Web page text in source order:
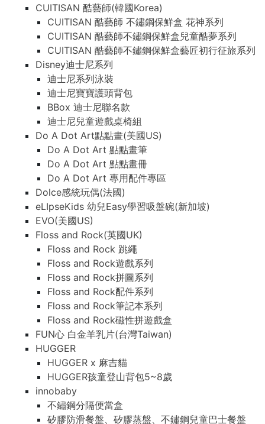
CUITISAN 酷藝師(韓國Korea)
CUITISAN 酷藝師 不鏽鋼保鮮盒 花神系列
CUITISAN 酷藝師不鏽鋼保鮮盒兒童酷夢系列
CUITISAN 酷藝師不鏽鋼保鮮盒藝匠初行征旅系列
Disney迪士尼系列
迪士尼系列泳裝
迪士尼寶寶護頭背包
BBox 迪士尼聯名款
迪士尼兒童遊戲桌椅組
Do A Dot Art點點畫(美國US)
Do A Dot Art 點點畫筆
Do A Dot Art 點點畫冊
Do A Dot Art 專用配件專區
Dolce感統玩偶(法國)
eLIpseKids 幼兒Easy學習吸盤碗(新加坡)
EVO(美國US)
Floss and Rock(英國UK)
Floss and Rock 跳繩
Floss and Rock遊戲系列
Floss and Rock拼圖系列
Floss and Rock配件系列
Floss and Rock筆記本系列
Floss and Rock磁性拼遊戲盒
FUN心 白金羊乳片(台灣Taiwan)
HUGGER
HUGGER x 麻吉貓
HUGGER孩童登山背包5~8歲
innobaby
不鏽鋼分隔便當盒
矽膠防滑餐盤、矽膠蒸盤、不鏽鋼兒童巴士餐盤